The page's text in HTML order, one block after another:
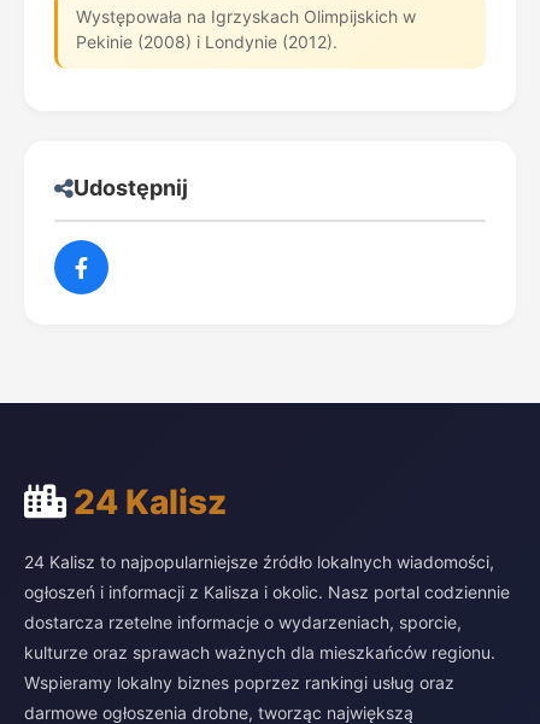
Występowała na Igrzyskach Olimpijskich w
Pekinie (2008) i Londynie (2012).
Udostępnij
24 Kalisz
24 Kalisz to najpopularniejsze źródło lokalnych wiadomości,
ogłoszeń i informacji z Kalisza i okolic. Nasz portal codziennie
dostarcza rzetelne informacje o wydarzeniach, sporcie,
kulturze oraz sprawach ważnych dla mieszkańców regionu.
Wspieramy lokalny biznes poprzez rankingi usług oraz
darmowe ogłoszenia drobne, tworząc największą